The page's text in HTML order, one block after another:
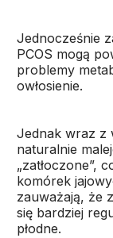
Jednocześnie
PCOS mogą
problemy
owłosienie.
Jednak wraz z
naturalnie
„zatłoczone”,
komórek
zauważają, że
się bardziej
płodne.